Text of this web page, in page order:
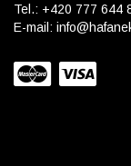
Tel.: +420 777 644
E-mail: